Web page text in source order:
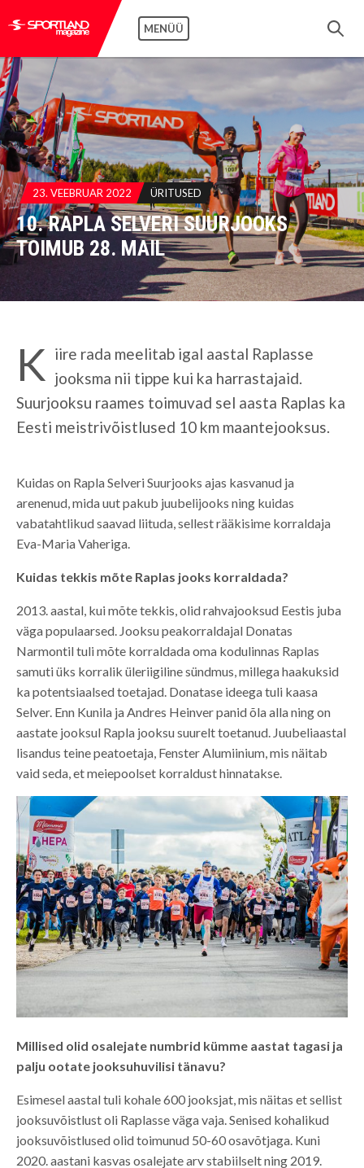
MENÜÜ
23. VEEBRUAR 2022 ÜRITUSED
10. RAPLA SELVERI SUURJOOKS
TOIMUB 28. MAIL
K iire rada meelitab igal aastal Raplasse
jooksma nii tippe kui ka harrastajaid.
Suurjooksu raames toimuvad sel aasta Raplas ka
Eesti meistrivõistlused 10 km maantejooksus.
Kuidas on Rapla Selveri Suurjooks ajas kasvanud ja
arenenud, mida uut pakub juubelijooks ning kuidas
vabatahtlikud saavad liituda, sellest rääkisime korraldaja
Eva-Maria Vaheriga.
Kuidas tekkis mõte Raplas jooks korraldada?
2013. aastal, kui mõte tekkis, olid rahvajooksud Eestis juba
väga populaarsed. Jooksu peakorraldajal Donatas
Narmontil tuli mõte korraldada oma kodulinnas Raplas
samuti üks korralik üleriigiline sündmus, millega haakuksid
ka potentsiaalsed toetajad. Donatase ideega tuli kaasa
Selver. Enn Kunila ja Andres Heinver panid õla alla ning on
aastate jooksul Rapla jooksu suurelt toetanud. Juubeliaastal
lisandus teine peatoetaja, Fenster Alumiinium, mis näitab
vaid seda, et meiepoolset korraldust hinnatakse.
Millised olid osalejate numbrid kümme aastat tagasi ja
palju ootate jooksuhuvilisi tänavu?
Esimesel aastal tuli kohale 600 jooksjat, mis näitas et sellist
jooksuvõistlust oli Raplasse väga vaja. Senised kohalikud
jooksuvõistlused olid toimunud 50-60 osavõtjaga. Kuni
2020. aastani kasvas osalejate arv stabiilselt ning 2019.